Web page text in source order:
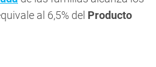
al 6,5% del Producto